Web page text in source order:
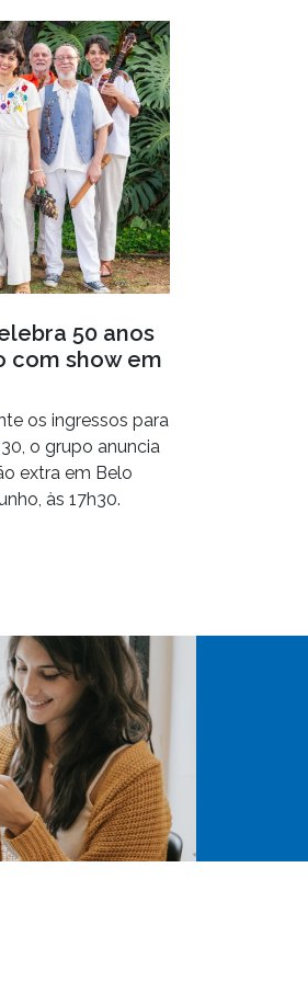
50 anos
com show em
os ingressos para
o grupo anuncia
extra em Belo
às 17h30.